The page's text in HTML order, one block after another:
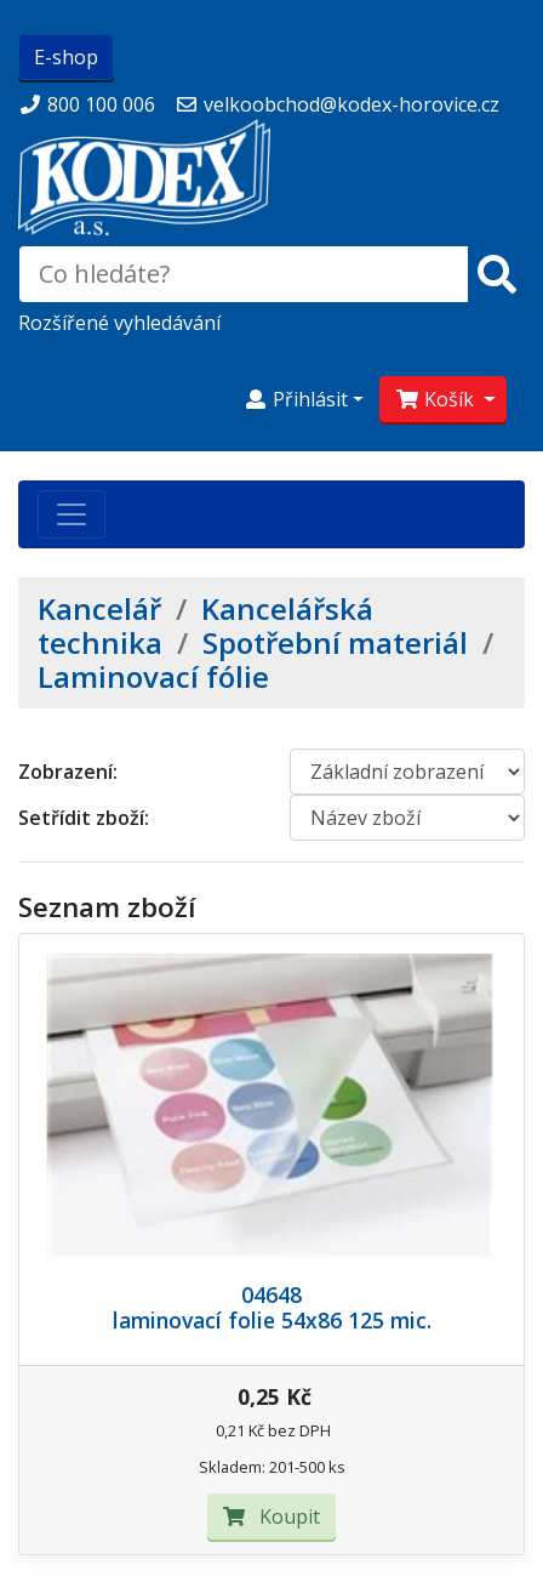
E-shop
800 100 006
velkoobchod@kodex-horovice.cz
Rozšířené vyhledávání
Košík
Přihlásit
Kancelář/ Kancelářská
technika / Spotřební materiál /
Laminovací fólie
Zobrazení:
Setřídit zboží:
Seznam zboží
04648
laminovací folie 54x86 125 mic.
0,25 Kč
0,21 Kč bez DPH
Skladem: 201-500 ks
Koupit